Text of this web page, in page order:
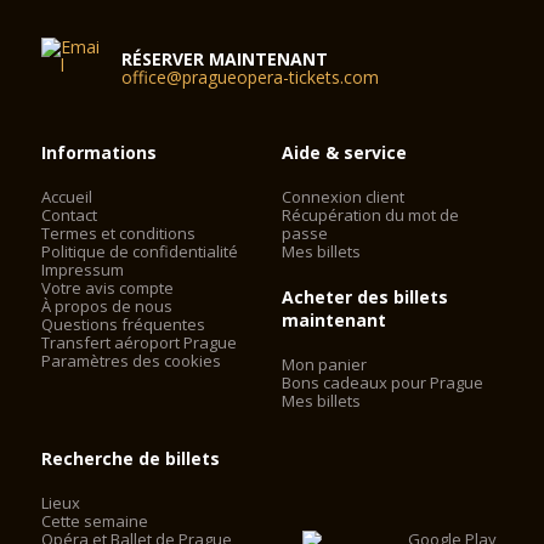
Pour la station "Mustek", ligne B (jaune), puis à pied sur la rue
Narodni; ou à la station "Karlovo náměstí" et deux arrêts de
tram n ° 6, 18 ou 22 jusqu'à l'arrêt "divadlo Národní". Pour la
RÉSERVER MAINTENANT
office@pragueopera-tickets.com
Informations
Accueil
Contact
Termes et conditions
Politique de confidentialité
Impressum
Votre avis compte
À propos de nous
Questions fréquentes
Transfert aéroport Prague
Paramètres des cookies
Aide & service
Connexion client
Récupération du mot de
passe
Mes billets
Acheter des billets
maintenant
Mon panier
Bons cadeaux pour Prague
Mes billets
Recherche de billets
Lieux
Cette semaine
Opéra et Ballet de Prague